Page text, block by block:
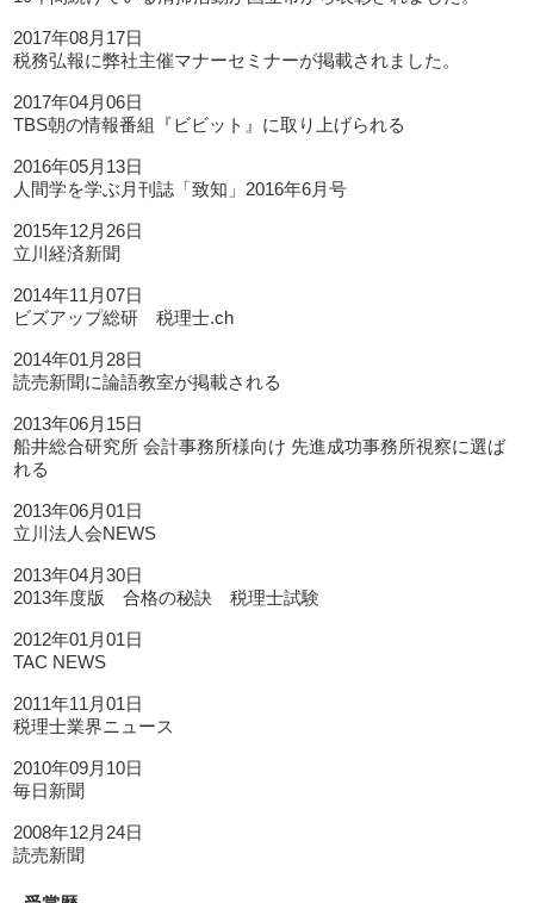
2017年08月17日
税務弘報に弊社主催マナーセミナーが掲載されました。
2017年04月06日
TBS朝の情報番組『ビビット』に取り上げられる
2016年05月13日
人間学を学ぶ月刊誌「致知」2016年6月号
2015年12月26日
立川経済新聞
2014年11月07日
ビズアップ総研 税理士.ch
2014年01月28日
読売新聞に論語教室が掲載される
2013年06月15日
船井総合研究所 会計事務所様向け 先進成功事務所視察に選ば
れる
2013年06月01日
立川法人会NEWS
2013年04月30日
2013年度版 合格の秘訣 税理士試験
2012年01月01日
TAC NEWS
2011年11月01日
税理士業界ニュース
2010年09月10日
毎日新聞
2008年12月24日
読売新聞